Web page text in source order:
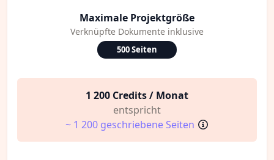
Maximale Projektgröße
Verknüpfte Dokumente inklusive
500 Seiten
1 200 Credits / Monat
entspricht
~ 1 200 geschriebene Seiten